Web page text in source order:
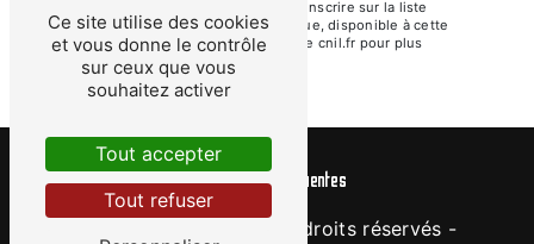
contentieux. Vous avez le droit de vous inscrire sur la liste
d'opposition au démarchage téléphonique, disponible à cette
adresse: Bloctel.gouv.fr . Consultez le site cnil.fr pour plus
d’informations sur vos droits.
Recherches fréquentes
- 2026 - Tous droits réservés -
Ce site utilise des cookies
et vous donne le contrôle
sur ceux que vous
souhaitez activer
Tout accepter
Tout refuser